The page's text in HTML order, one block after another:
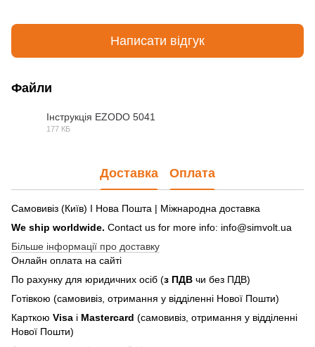
Написати відгук
Файли
Інструкція EZODO 5041
177 КБ
Доставка Оплата
Самовивіз (Київ) І Нова Пошта | Міжнародна доставка
We ship worldwide. Contact us for more info: info@simvolt.ua
Більше інформації про доставку
Онлайн оплата на сайті
По рахунку для юридичних осіб (з ПДВ чи без ПДВ)
Готівкою (самовивіз, отримання у відділенні Нової Пошти)
Карткою Visa і Mastercard (самовивіз, отримання у відділенні
Нової Пошти)